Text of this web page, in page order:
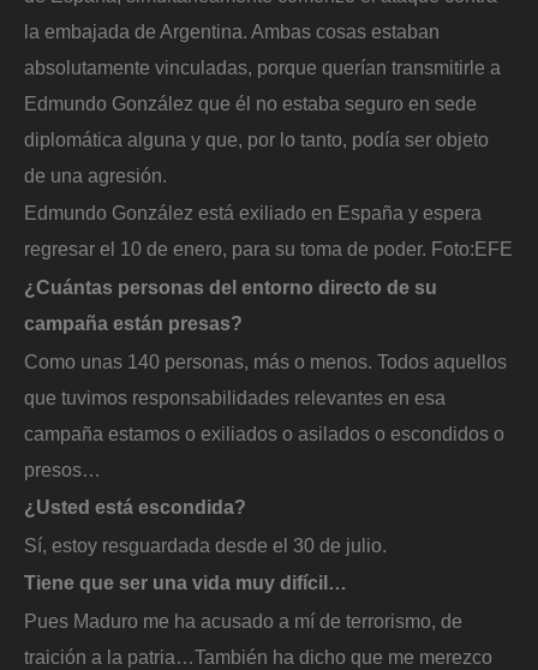
la embajada de Argentina. Ambas cosas estaban
absolutamente vinculadas, porque querían transmitirle a
Edmundo González que él no estaba seguro en sede
diplomática alguna y que, por lo tanto, podía ser objeto
de una agresión.
Edmundo González está exiliado en España y espera
regresar el 10 de enero, para su toma de poder. Foto:EFE
¿Cuántas personas del entorno directo de su
campaña están presas?
Como unas 140 personas, más o menos. Todos aquellos
que tuvimos responsabilidades relevantes en esa
campaña estamos o exiliados o asilados o escondidos o
presos…
¿Usted está escondida?
Sí, estoy resguardada desde el 30 de julio.
Tiene que ser una vida muy difícil…
Pues Maduro me ha acusado a mí de terrorismo, de
traición a la patria…También ha dicho que me merezco